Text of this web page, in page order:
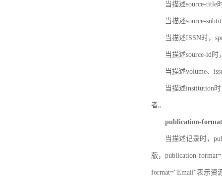
当描述source-title
当描述source-
当描述ISSN时，
当描述source-id
当描述volume、
当描述institution
者。
publication-format
当描述记录时，
版，publication-
format="Email"表示资